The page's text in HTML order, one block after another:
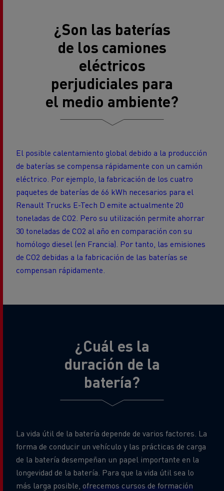
¿Son las baterías
de los camiones
eléctricos
perjudiciales para
el medio ambiente?
El posible calentamiento global debido a la producción
de baterías se compensa rápidamente con un camión
eléctrico. Por ejemplo, la fabricación de los cuatro
paquetes de baterías de 66 kWh necesarios para el
Renault Trucks E-Tech D emite actualmente 20
toneladas de CO2. Pero su utilización permite ahorrar
30 toneladas de CO2 al año en comparación con su
homólogo diesel (en Francia). Por tanto, las emisiones
de CO2 debidas a la fabricación de las baterías se
compensan rápidamente.
¿Cuál es la
duración de la
batería?
La vida útil de la batería depende de varios factores. La
forma de conducir un vehículo y las prácticas de carga
de la batería desempeñan un papel importante en la
longevidad de la batería. Para que la vida útil sea lo
más larga posible, ofrecemos cursos de formación